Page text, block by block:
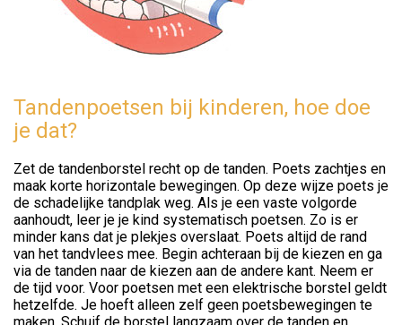
Tandenpoetsen bij kinderen, hoe doe
je dat?
Zet de tandenborstel recht op de tanden. Poets zachtjes en
maak korte horizontale bewegingen. Op deze wijze poets je
de schadelijke tandplak weg. Als je een vaste volgorde
aanhoudt, leer je je kind systematisch poetsen. Zo is er
minder kans dat je plekjes overslaat. Poets altijd de rand
van het tandvlees mee. Begin achteraan bij de kiezen en ga
via de tanden naar de kiezen aan de andere kant. Neem er
de tijd voor. Voor poetsen met een elektrische borstel geldt
hetzelfde. Je hoeft alleen zelf geen poetsbewegingen te